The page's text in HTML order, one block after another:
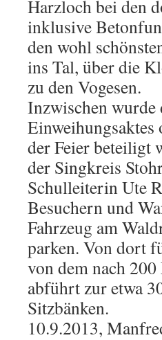
Harzloch bei den
inklusive
den wohl
ins Tal, über die
zu den Vogesen.
Inzwischen wurde
der Feier beteiligt
der Singkreis
Schulleiterin Ute
Besuchern und
Fahrzeug am
parken. Von dort
von dem nach
abführt zur etwa
Sitzbänken.
10.9.2013,